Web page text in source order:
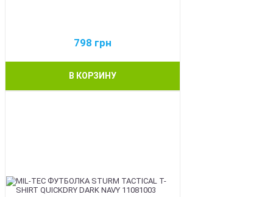
798 грн
В КОРЗИНУ